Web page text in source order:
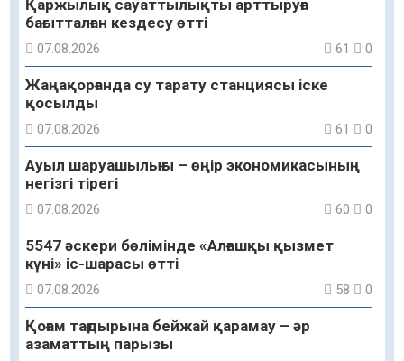
Қаржылық сауаттылықты арттыруға
бағытталған кездесу өтті
07.08.2026 61 0
Жаңақорғанда су тарату станциясы іске
қосылды
07.08.2026 61 0
Ауыл шаруашылығы – өңір экономикасының
негізгі тірегі
07.08.2026 60 0
5547 әскери бөлімінде «Алғашқы қызмет
күні» іс-шарасы өтті
07.08.2026 58 0
Қоғам тағдырына бейжай қарамау – әр
азаматтың парызы